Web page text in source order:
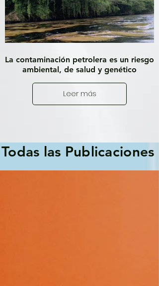
La contaminación petrolera es un riesgo
ambiental, de salud y genético
Leer más
Todas las Publicaciones